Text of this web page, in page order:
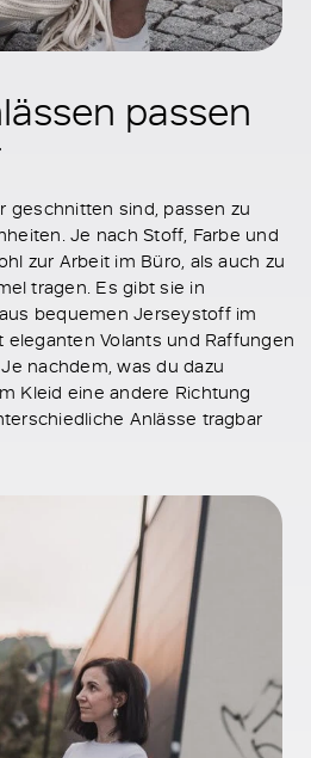
passen
geschnitten sind, passen zu
Je nach Stoff, Farbe und
zur Arbeit im Büro, als auch zu
tragen. Es gibt sie in
bequemen Jerseystoff im
eleganten Volants und Raffungen
nachdem, was du dazu
Kleid eine andere Richtung
Anlässe tragbar